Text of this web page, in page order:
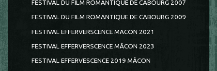
FESTIVAL DU FILM ROMANTIQUE DE CABOURG 2007
FESTIVAL DU FILM ROMANTIQUE DE CABOURG 2009
FESTIVAL EFFERVERSCENCE MACON 2021
FESTIVAL EFFERVERSCENCE MÂCON 2023
FESTIVAL EFFERVESCENCE 2019 MÂCON